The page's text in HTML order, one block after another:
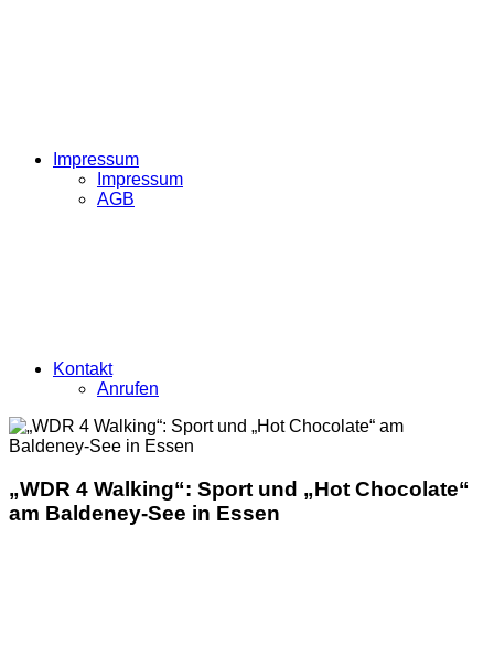
Impressum
Impressum
AGB
Kontakt
Anrufen
„WDR 4 Walking“: Sport und „Hot Chocolate“
am Baldeney-See in Essen